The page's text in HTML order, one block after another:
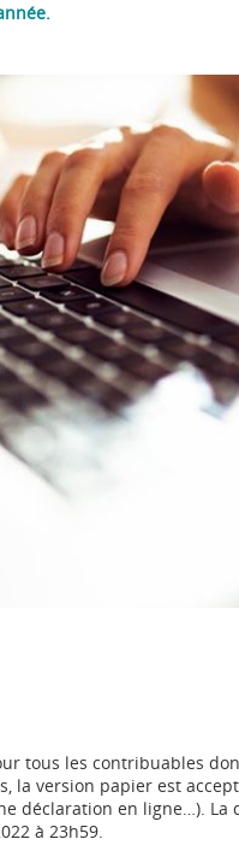
tous les contribuables
la version papier est
déclaration en ligne…).
à 23h59.